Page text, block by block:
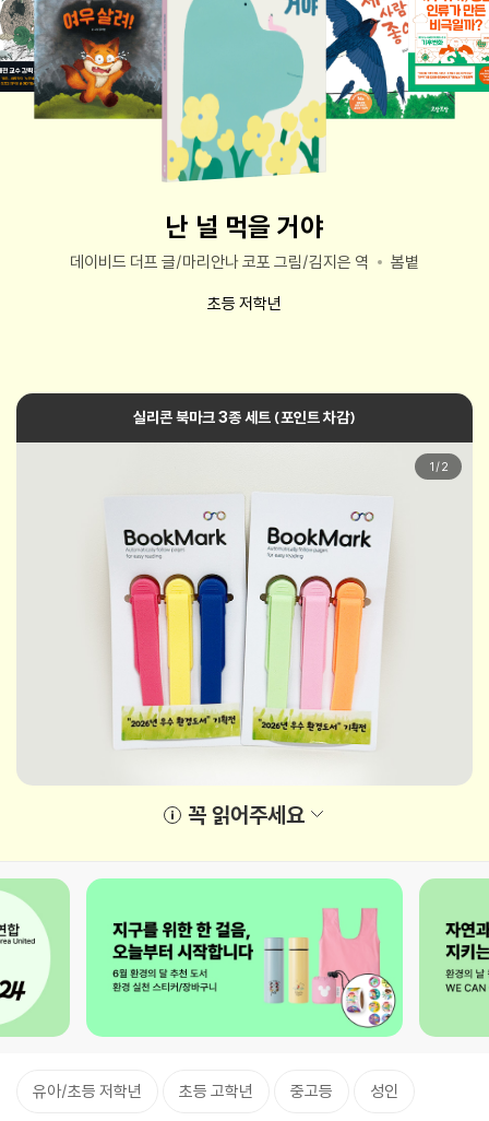
난 널 먹을 거야
데이비드 더프 글/마리안나 코포 그림/김지은 역
봄볕
초등 저학년
실리콘 북마크 3종 세트 (포인트 차감)
1 /2
꼭 읽어주세요
유아/초등 저학년 초등 고학년 중고등 성인